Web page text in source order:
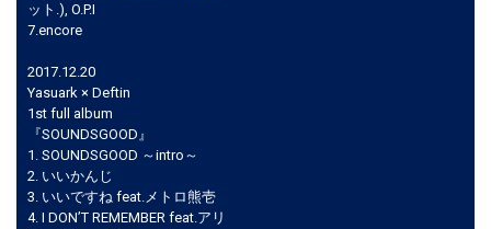
ット.), O.P.I
7.encore
2017.12.20
Yasuark × Deftin
1st full album
『SOUNDSGOOD』
1. SOUNDSGOOD ～intro～
2. いいかんじ
3. いいですね feat.メトロ熊壱
4. I DON’T REMEMBER feat.アリ